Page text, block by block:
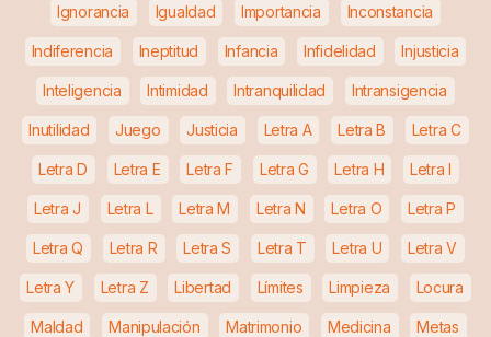
Ignorancia Igualdad Importancia Inconstancia
Indiferencia Ineptitud Infancia Infidelidad Injusticia
Inteligencia Intimidad Intranquilidad Intransigencia
Inutilidad Juego Justicia Letra A Letra B Letra C
Letra D Letra E Letra F Letra G Letra H Letra I
Letra J Letra L Letra M Letra N Letra O Letra P
Letra Q Letra R Letra S Letra T Letra U Letra V
Letra Y Letra Z Libertad Límites Limpieza Locura
Maldad Manipulación Matrimonio Medicina Metas